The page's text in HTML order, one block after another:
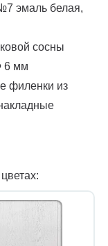
эмаль белая,
сосны
6 мм
филенки из